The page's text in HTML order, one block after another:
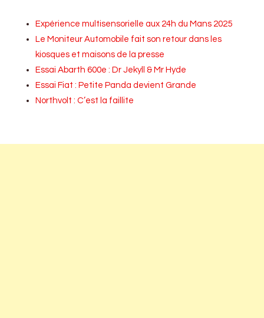
Expérience multisensorielle aux 24h du Mans 2025
Le Moniteur Automobile fait son retour dans les
kiosques et maisons de la presse
Essai Abarth 600e : Dr Jekyll & Mr Hyde
Essai Fiat : Petite Panda devient Grande
Northvolt : C’est la faillite